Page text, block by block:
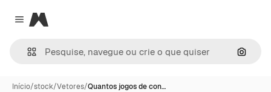
Close menu
Magnific
Início/stock/Vetores/Quantos jogos de con…